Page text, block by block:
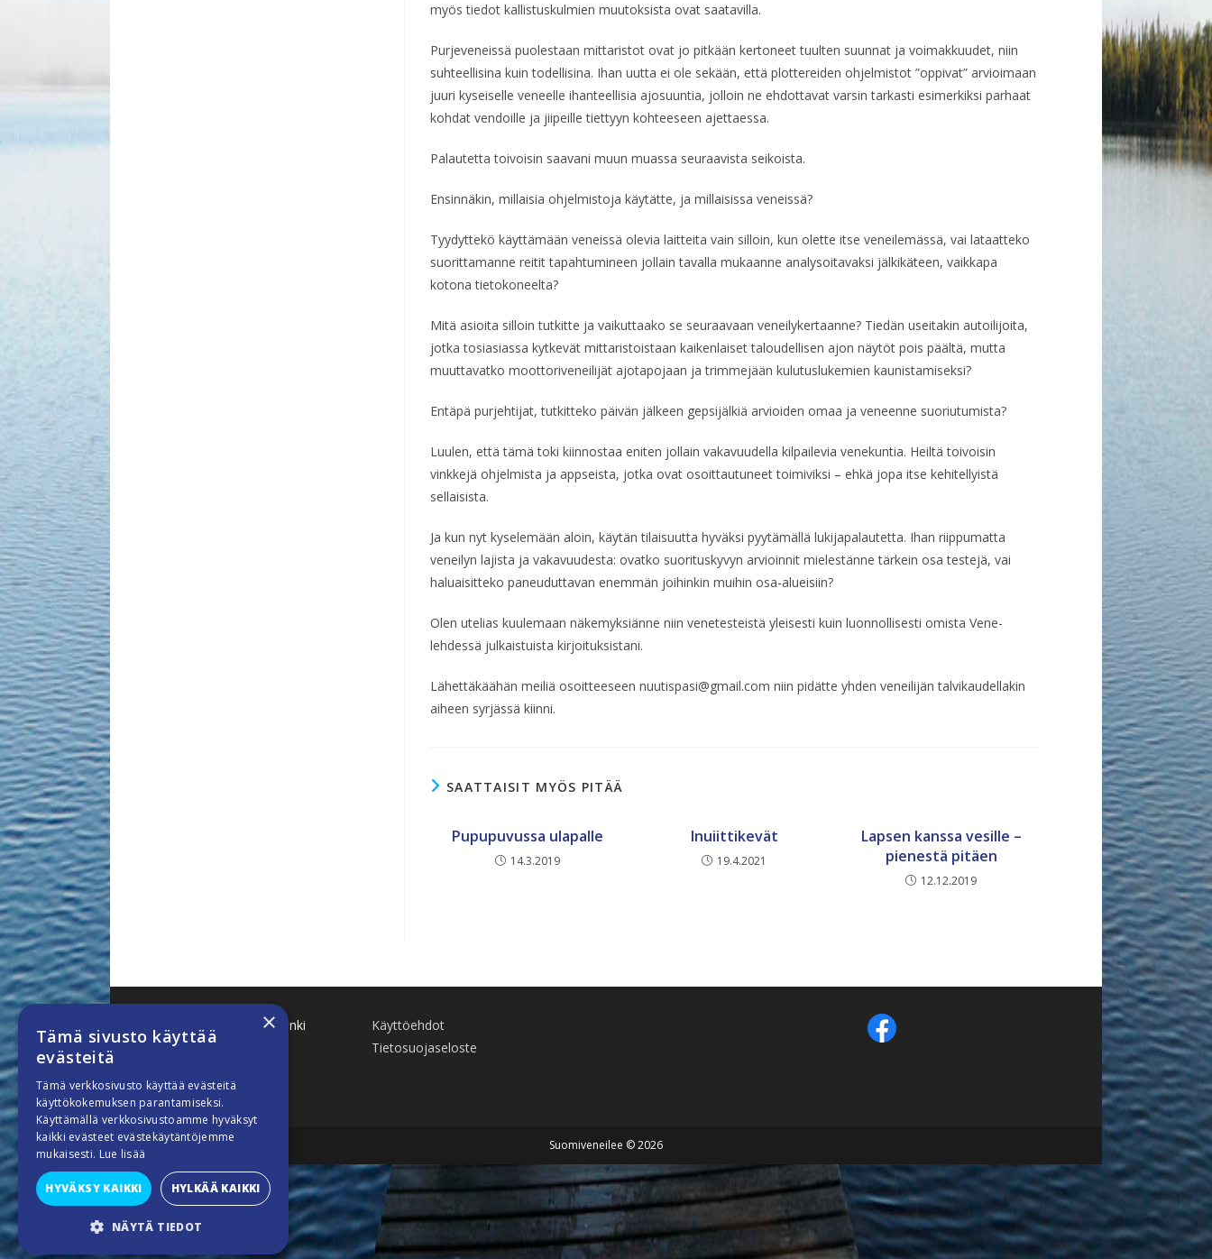
myös tiedot kallistuskulmien muutoksista ovat saatavilla.
Purjeveneissä puolestaan mittaristot ovat jo pitkään kertoneet tuulten suunnat ja voimakkuudet, niin
suhteellisina kuin todellisina. Ihan uutta ei ole sekään, että plottereiden ohjelmistot ”oppivat” arvioimaan
juuri kyseiselle veneelle ihanteellisia ajosuuntia, jolloin ne ehdottavat varsin tarkasti esimerkiksi parhaat
kohdat vendoille ja jiipeille tiettyyn kohteeseen ajettaessa.
Palautetta toivoisin saavani muun muassa seuraavista seikoista.
Ensinnäkin, millaisia ohjelmistoja käytätte, ja millaisissa veneissä?
Tyydyttekö käyttämään veneissä olevia laitteita vain silloin, kun olette itse veneilemässä, vai lataatteko
suorittamanne reitit tapahtumineen jollain tavalla mukaanne analysoitavaksi jälkikäteen, vaikkapa
kotona tietokoneelta?
Mitä asioita silloin tutkitte ja vaikuttaako se seuraavaan veneilykertaanne? Tiedän useitakin autoilijoita,
jotka tosiasiassa kytkevät mittaristoistaan kaikenlaiset taloudellisen ajon näytöt pois päältä, mutta
muuttavatko moottoriveneilijät ajotapojaan ja trimmejään kulutuslukemien kaunistamiseksi?
Entäpä purjehtijat, tutkitteko päivän jälkeen gepsijälkiä arvioiden omaa ja veneenne suoriutumista?
Luulen, että tämä toki kiinnostaa eniten jollain vakavuudella kilpailevia venekuntia. Heiltä toivoisin
vinkkejä ohjelmista ja appseista, jotka ovat osoittautuneet toimiviksi – ehkä jopa itse kehitellyistä
sellaisista.
Ja kun nyt kyselemään aloin, käytän tilaisuutta hyväksi pyytämällä lukijapalautetta. Ihan riippumatta
veneilyn lajista ja vakavuudesta: ovatko suorituskyvyn arvioinnit mielestänne tärkein osa testejä, vai
haluaisitteko paneuduttavan enemmän joihinkin muihin osa-alueisiin?
Olen utelias kuulemaan näkemyksiänne niin venetesteistä yleisesti kuin luonnollisesti omista Vene-
lehdessä julkaistuista kirjoituksistani.
Lähettäkäähän meiliä osoitteeseen nuutispasi@gmail.com niin pidätte yhden veneilijän talvikaudellakin
aiheen syrjässä kiinni.
SAATTAISIT MYÖS PITÄÄ
Pupupuvussa ulapalle
14.3.2019
Inuiittikevät
19.4.2021
Lapsen kanssa vesille –
pienestä pitäen
12.12.2019
Käenkuja 8 A 47 00500 Helsinki
www.finnboat.fi
Käyttöehdot
Tietosuojaseloste
Suomiveneilee © 2026
×
Tämä sivusto käyttää
evästeitä
Tämä verkkosivusto käyttää evästeitä
käyttökokemuksen parantamiseksi.
Käyttämällä verkkosivustoamme hyväksyt
kaikki evästeet evästekäytäntöjemme
mukaisesti. Lue lisää
HYVÄKSY KAIKKI HYLKÄÄ KAIKKI
NÄYTÄ TIEDOT